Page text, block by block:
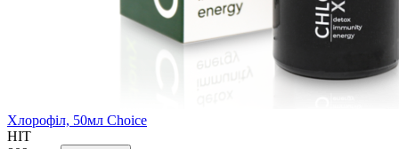
Хлорофіл, 50мл Choice
HIT